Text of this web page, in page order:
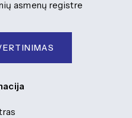
asmenų registre